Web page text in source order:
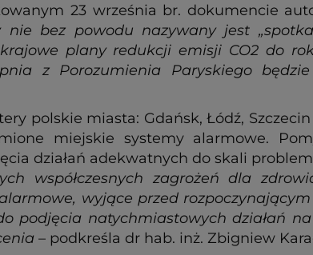
23 września br. dokumencie
nie bez powodu nazywany jest
plany redukcji emisji CO2 do
z Porozumienia Paryskiego
polskie miasta: Gdańsk, Łódź,
miejskie systemy alarmowe.
działań adekwatnych do skali
współczesnych zagrożeń dla
wyjące przed
podjęcia natychmiastowych działań na
– podkreśla dr hab. inż. Zbigniew